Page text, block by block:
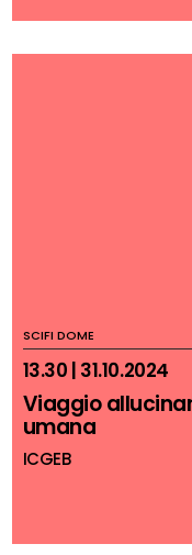
SCIFI DOME
13.30 | 31.10.2024
Viaggio
umana
ICGEB